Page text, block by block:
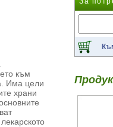
към
Има цели
храни